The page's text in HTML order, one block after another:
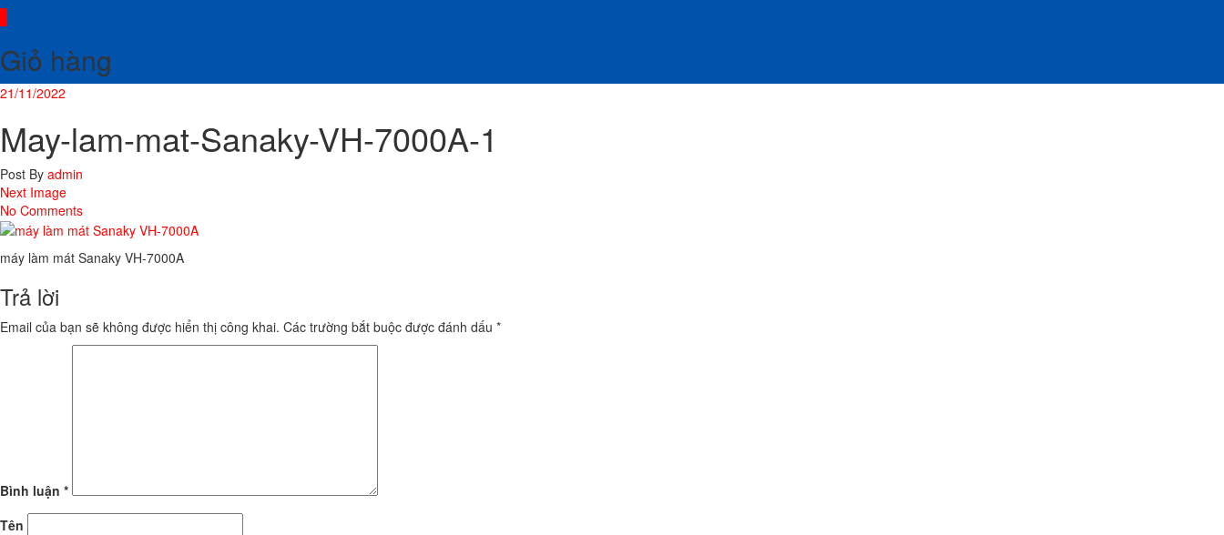
Giỏ hàng
21/11/2022
May-lam-mat-Sanaky-VH-7000A-1
Post By admin
Next Image
No Comments
máy làm mát Sanaky VH-7000A
Trả lời
Email của bạn sẽ không được hiển thị công khai. Các trường bắt buộc được đánh dấu *
Bình luận *
Tên